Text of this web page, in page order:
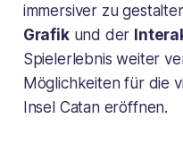
immersiver zu
Grafikund der
Spielerlebnis weiter
Möglichkeiten für die
Insel Catan eröffnen.